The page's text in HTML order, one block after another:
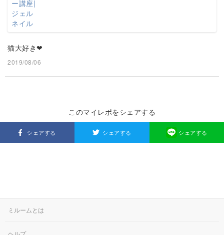
猫大好き❤
2019/08/06
このマイレポをシェアする
シェアする シェアする シェアする
ミルームとは